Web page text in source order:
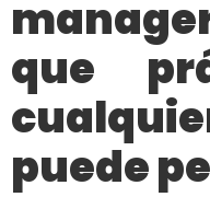
que
puede